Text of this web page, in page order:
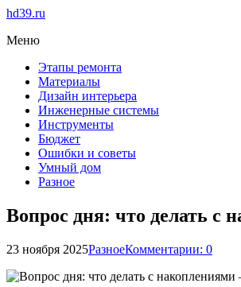
hd39.ru
Меню
Этапы ремонта
Материалы
Дизайн интерьера
Инженерные системы
Инструменты
Бюджет
Ошибки и советы
Умный дом
Разное
Вопрос дня: что делать с
23 ноября 2025РазноеКомментарии: 0